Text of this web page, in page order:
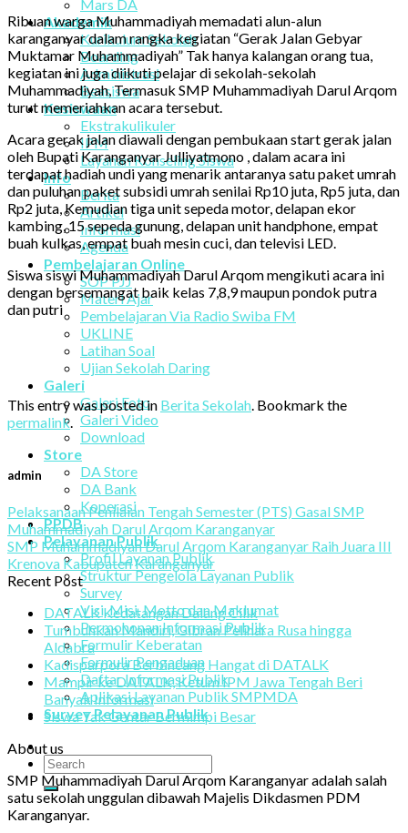
Mars DA
Akademik
Kurikulum Sekolah
Boarding
Administrasi
Beasiswa
Kesiswaan
Ekstrakulikuler
IPM
Layanan Konseling Siswa
Info
Berita
Artikel
Informasi
Agenda
Pembelajaran Online
SOP PJJ
Materi Ajar
Pembelajaran Via Radio Swiba FM
UKLINE
Latihan Soal
Ujian Sekolah Daring
Galeri
Galeri Foto
Galeri Video
Download
Store
DA Store
DA Bank
Koperasi
PPDB
Pelayanan Publik
Profil Layanan Publik
Struktur Pengelola Layanan Publik
Survey
Visi, Misi, Motto dan Maklumat
Permohonan Informasi Publik
Formulir Keberatan
Formulir Pengaduan
Daftar Informasi Publik
Aplikasi Layanan Publik SMPMDA
Survey Pelayanan Publik
Ribuan warga Muhammadiyah memadati alun-alun
karanganyar dalam rangka kegiatan “Gerak Jalan Gebyar
Muktamar Muhammadiyah” Tak hanya kalangan orang tua,
kegiatan ini juga diikuti pelajar di sekolah-sekolah
Muhammadiyah, Termasuk SMP Muhammadiyah Darul Arqom
turut memeriahkan acara tersebut.
Acara gerak jalan diawali dengan pembukaan start gerak jalan
oleh Bupati Karanganyar Julliyatmono , dalam acara ini
terdapat hadiah undi yang menarik antaranya satu paket umrah
dan puluhan paket subsidi umrah senilai Rp10 juta, Rp5 juta, dan
Rp2 juta, Kemudian tiga unit sepeda motor, delapan ekor
kambing, 15 sepeda gunung, delapan unit handphone, empat
buah kulkas, empat buah mesin cuci, dan televisi LED.
Siswa siswi Muhammadiyah Darul Arqom mengikuti acara ini
dengan bersemangat baik kelas 7,8,9 maupun pondok putra
dan putri
This entry was posted in Berita Sekolah. Bookmark the
permalink.
admin
Pelaksanaan Penilaian Tengah Semester (PTS) Gasal SMP
Muhammadiyah Darul Arqom Karanganyar
SMP Muhammadiyah Darul Arqom Karanganyar Raih Juara III
Krenova Kabupaten Karanganyar
Recent Post
DATALK Kedatangan Dalang Cilik
Tumbuhkan Mandiri, Gibran Pelihara Rusa hingga
Aldabra
Kadisparpora Berbincang Hangat di DATALK
Mampir ke DATALK, Ketum IPM Jawa Tengah Beri
Banyak Informasi
Siswa Tak Gentar Bermimpi Besar
About us
SMP Muhammadiyah Darul Arqom Karanganyar adalah salah
satu sekolah unggulan dibawah Majelis Dikdasmen PDM
Karanganyar.